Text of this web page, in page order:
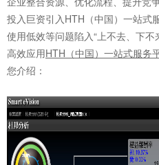
投入巨资引入HTH（中国）一站式
使用低效等问题陷入“上不去、下
高效应用HTH（中国）一站式服务
您介绍：